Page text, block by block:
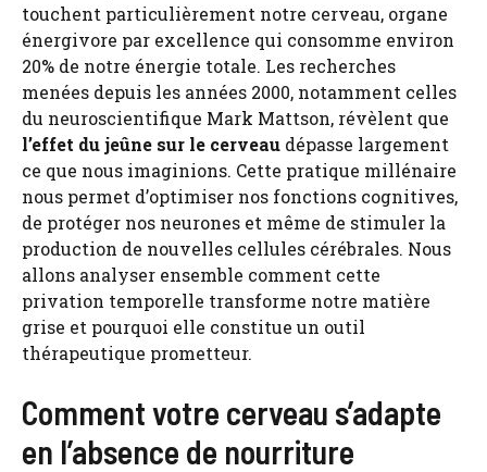
touchent particulièrement notre cerveau, organe
énergivore par excellence qui consomme environ
20% de notre énergie totale. Les recherches
menées depuis les années 2000, notamment celles
du neuroscientifique Mark Mattson, révèlent que
l’effet du jeûne sur le cerveau dépasse largement
ce que nous imaginions. Cette pratique millénaire
nous permet d’optimiser nos fonctions cognitives,
de protéger nos neurones et même de stimuler la
production de nouvelles cellules cérébrales. Nous
allons analyser ensemble comment cette
privation temporelle transforme notre matière
grise et pourquoi elle constitue un outil
thérapeutique prometteur.
Comment votre cerveau s’adapte
en l’absence de nourriture